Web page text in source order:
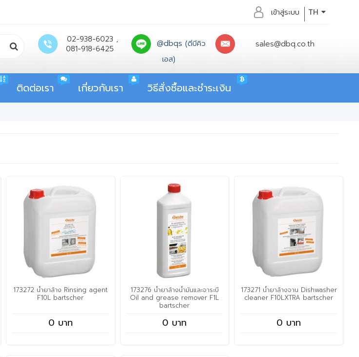
TH
เข้าสู่ระบบ
02-938-6023 ,
081-918-6425
@dbqs (ดีบีคิว
เอส)
sales@dbq.co.th
ติดต่อเรา เกี่ยวกับเรา วิธีสั่งซื้อและชำระเงิน
173272 น้ำยาล้าง Rinsing agent
F10L bartscher
0 บาท
173276 น้ำยาล้างน้ำมันและจาระบี
Oil and grease remover F1L
bartscher
0 บาท
173271 น้ำยาล้างจาน Dishwasher
cleaner F10LXTRA bartscher
0 บาท